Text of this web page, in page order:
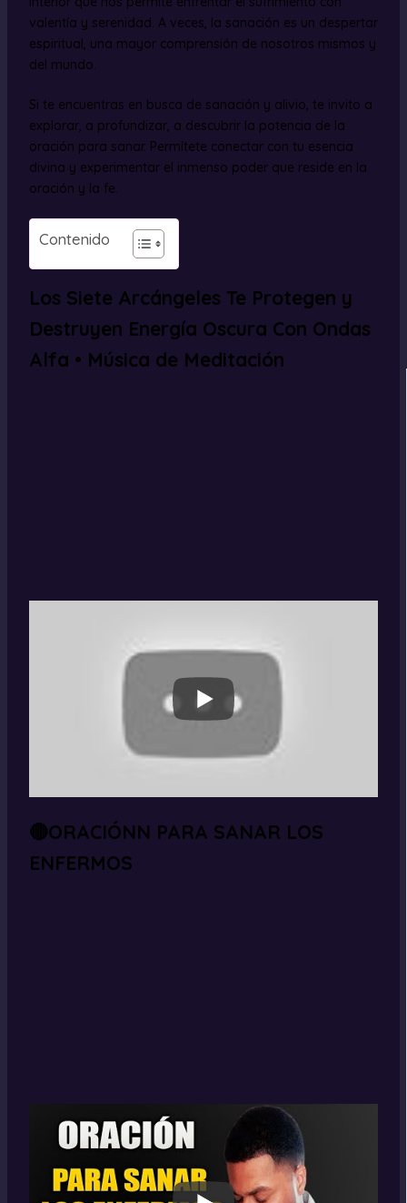
valentía y serenidad. A veces, la sanación es un despertar
espiritual, una mayor comprensión de nosotros mismos y
del mundo.
Si te encuentras en busca de sanación y alivio, te invito a
explorar, a profundizar, a descubrir la potencia de la
oración para sanar. Permítete conectar con tu esencia
divina y experimentar el inmenso poder que reside en la
oración y la fe.
Contenido
Los Siete Arcángeles Te Protegen y
Destruyen Energía Oscura Con Ondas
Alfa • Música de Meditación
🔴ORACIÓNN PARA SANAR LOS
ENFERMOS